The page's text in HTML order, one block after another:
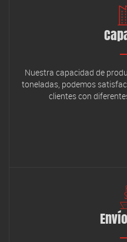
Nuestra capacidad de
toneladas, podemos
clientes con